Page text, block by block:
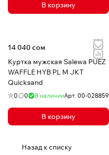
В корзину
14 040 сом
Куртка мужская Salewa PUEZ
WAFFLE HYB PL M JKT
Quicksand
0 0 В наличииАрт. 00-028859
В корзину
Назад к списку